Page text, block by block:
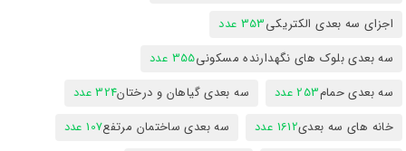
اجزای سه بعدی الکتریکی353 عدد
سه بعدی بلوک های نگهدارنده مسکونی355 عدد
سه بعدی حمام253 عدد سه بعدی گیاهان و درختان324 عدد
خانه های سه بعدی1612 عدد سه بعدی ساختمان مرتفع107 عدد